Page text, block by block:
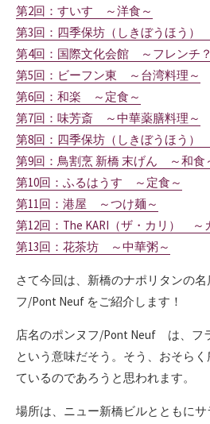
第2回：すいす ～洋食～
第3回：四季保坊（しきぼうほう）
第4回：国際文化会館 ～フレンチ
第5回：ビーフン東 ～台湾料理～
第6回：和楽 ～定食～
第7回：味芳斎 ～中華薬膳料理～
第8回：四季保坊（しきぼうほう）
第9回：鳥割烹 新橋 末げん ～和食
第10回：ふるはうす ～定食～
第11回：港屋 ～つけ麺～
第12回：The KARI（ザ・カリ） ～
第13回：花茶坊 ～中華粥～
さて今回は、新橋のナポリタンの
フ/Pont Neuf をご紹介します！
店名のポンヌフ/Pont Neuf は、フ
という意味だそう。そう、おそら
ているのであろうと思われます。
場所は、ニュー新橋ビルとともに